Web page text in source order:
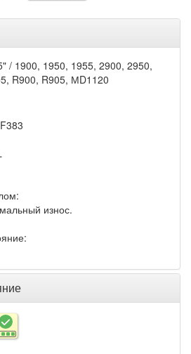
/ 1900, 1950, 1955, 2900, 2950,
R900, R905, МD1120
износ.